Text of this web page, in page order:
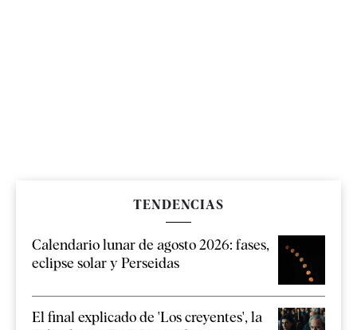
TENDENCIAS
Calendario lunar de agosto 2026: fases,
eclipse solar y Perseidas
El final explicado de 'Los creyentes', la